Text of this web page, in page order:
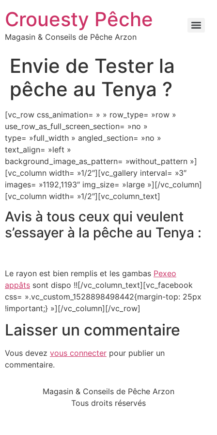
Crouesty Pêche
Magasin & Conseils de Pêche Arzon
Envie de Tester la
pêche au Tenya ?
[vc_row css_animation= » » row_type= »row »
use_row_as_full_screen_section= »no »
type= »full_width » angled_section= »no »
text_align= »left »
background_image_as_pattern= »without_pattern »]
[vc_column width= »1/2″][vc_gallery interval= »3″
images= »1192,1193″ img_size= »large »][/vc_column]
[vc_column width= »1/2″][vc_column_text]
Avis à tous ceux qui veulent
s’essayer à la pêche au Tenya :
Le rayon est bien remplis et les gambas Pexeo
appâts sont dispo !![/vc_column_text][vc_facebook
css= ».vc_custom_1528898498442{margin-top: 25px
!important;} »][/vc_column][/vc_row]
Laisser un commentaire
Vous devez vous connecter pour publier un
commentaire.
Magasin & Conseils de Pêche Arzon
Tous droits réservés